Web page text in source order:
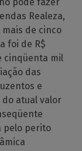
Realeza,
de cinco
foi de R$
cinqüenta mil
das
e
atual valor
pelo perito